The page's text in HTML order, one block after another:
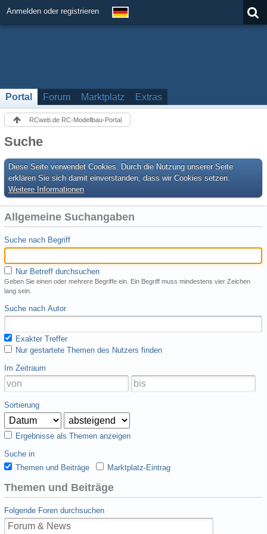
Anmelden oder registrieren
Portal Forum Marktplatz Extras
RCweb.de RC-Modellbau-Portal
Suche
Diese Seite verwendet Cookies. Durch die Nutzung unserer Seite
erklären Sie sich damit einverstanden, dass wir Cookies setzen.
Weitere Informationen
Allgemeine Suchangaben
Suche nach Begriff
Nur Betreff durchsuchen
Geben Sie einen oder mehrere Begriffe ein. Ein Begriff muss mindestens vier Zeichen
lang sein.
Suche nach Autor
Exakter Treffer
Nur gestartete Themen des Nutzers finden
Im Zeitraum
Sortierung
Ergebnisse als Themen anzeigen
Suche in
Themen und Beiträge
Marktplatz-Eintrag
Themen und Beiträge
Folgende Foren durchsuchen